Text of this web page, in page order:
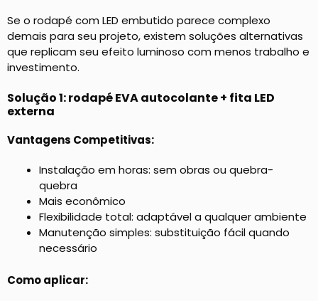
Se o rodapé com LED embutido parece complexo
demais para seu projeto, existem soluções alternativas
que replicam seu efeito luminoso com menos trabalho e
investimento.
Solução 1: rodapé EVA autocolante + fita LED
externa
Vantagens Competitivas:
Instalação em horas: sem obras ou quebra-
quebra
Mais econômico
Flexibilidade total: adaptável a qualquer ambiente
Manutenção simples: substituição fácil quando
necessário
Como aplicar: